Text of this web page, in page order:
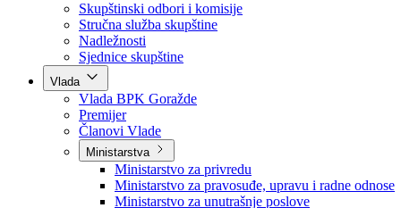
Poslanici po strankama
Poslanici po klubovima naroda
Kolegij skupštine
Skupštinski odbori i komisije
Stručna služba skupštine
Nadležnosti
Sjednice skupštine
Vlada
Vlada BPK Goražde
Premijer
Članovi Vlade
Ministarstva